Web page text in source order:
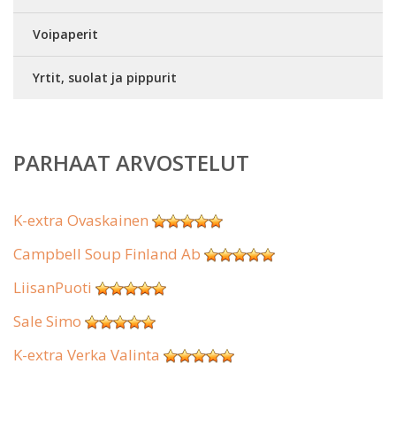
Voipaperit
Yrtit, suolat ja pippurit
PARHAAT ARVOSTELUT
K-extra Ovaskainen
Campbell Soup Finland Ab
LiisanPuoti
Sale Simo
K-extra Verka Valinta